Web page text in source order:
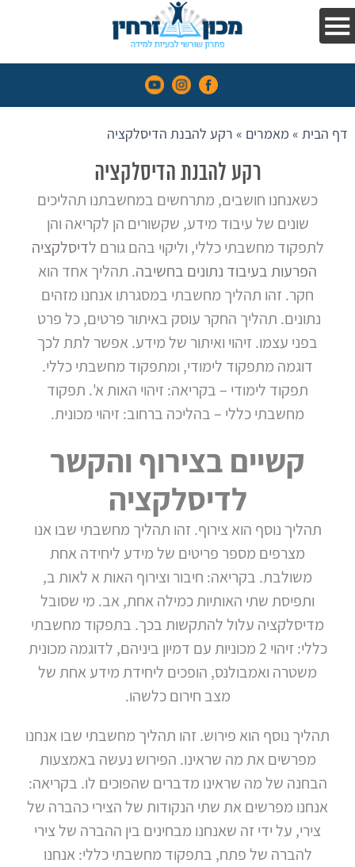
וריכוז
השיטה
והמלצות
אנחנו
בתקשורת
קורסים
מאמרים
צור
קשר
דף הבית» מאמרים » רקע להבנת הדיסלקציה
רקע להבנת הדיסלקציה
כשאנחנו חושבים, מתרחשים במחשבתנו תהליכים
שונים של עיבוד מידע, שקשורים הן לקריאה והן
לתפקוד מחשבתי כללי, וליקוי בהם גורם לדיסלקציה
הפרעות בעיבוד נתונים בחשיבה. תהליך אחד הוא
חקר. זהו תהליך מחשבתי במסגרתו אנחנו מזהים
נתונים. תהליך החקר עוסק באיתור פרטים, כל פרט
בפני עצמו. זיהוי ואיתור של מידע. אפשר לתת לכך
דוגמה מתפקוד לימודי, ומתפקוד מחשבתי כללי.
תפקוד לימודי – בקריאה: זיהוי האות א'. תפקוד
מחשבתי כללי – בהליכה ברחוב: זיהוי מכונית.
קשיים בצירוף והקשר
לדיסלקציה
תהליך נוסף הוא צירוף. זהו תהליך מחשבתי שבו אנו
מצרפים מספר פריטים של מידע ליחידה אחת
משולבת. בקריאה: חיבור וצירוף האות א לאות ב,
ותפיסת שתי האותיות כמילה אחת, אב. מי שסובל
מדיסלקציה עלול להתקשות בכך. בתפקוד מחשבתי
כללי: זיהוי 2 מכוניות עם דמיון ביניהם, לדוגמה מכונית
משטרה ואמבולנס, הופכים ליחידת מידע אחת של
מצב חירום כלשהו.
תהליך נוסף הוא פירוש. זהו תהליך מחשבתי שבו אנחנו
מפרשים את מה שראינו. הפירוש נעשה באמצעות
הבחנה של מה שראינו מדברים שהפוכים לו. בקריאה:
אנחנו מפרשים את שתי הנקודות של הצירי כהברה של
צירי, על ידי זה שאנחנו מבחינים בין ההברה של צירי
להברה של פתח, בתפקוד מחשבתי כללי: אנחנו